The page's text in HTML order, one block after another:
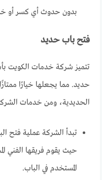
بدون حدوث أي كسر أو
فتح باب حديد
تتميز شركة خدمات الكويت
حديد. مما يجعلها خيارًا
الحديدية، ومن خدمات
تبدأ الشركة عملية فتح
حيث يقوم فريقها الفني
المستخدم في الباب.